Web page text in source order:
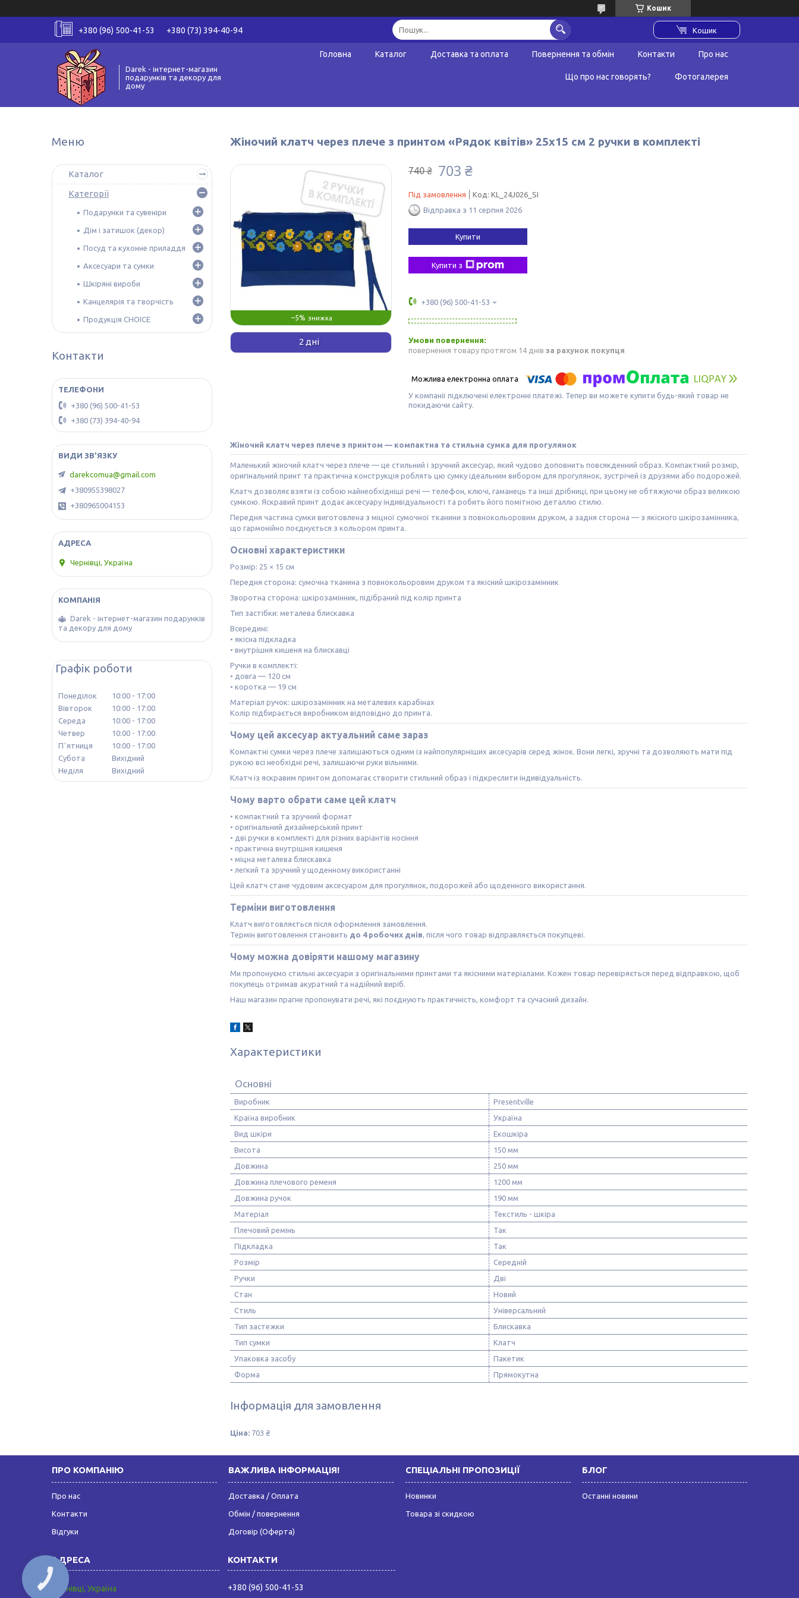
Кошик
+380 (96) 500-41-53 +380 (73) 394-40-94 Кошик
Darek - інтернет-магазин
подарунків та декору для
дому
Головна Каталог Доставка та оплата Повернення та обмін Контакти Про нас
Що про нас говорять? Фотогалерея
Жіночий клатч через плече з принтом «Рядок квітів» 25х15 см 2 ручки в комплекті
–5%
2 дні
740 ₴ 703 ₴
Під замовлення Код: KL_24J026_SI
Відправка з 11 серпня 2026
Купити
Купити з
+380 (96) 500-41-53
повернення товару протягом 14 днів за рахунок покупця
У компанії підключені електронні платежі. Тепер ви можете купити будь-який товар не
покидаючи сайту.
Жіночий клатч через плече з принтом — компактна та стильна сумка для прогулянок
Маленький жіночий клатч через плече — це стильний і зручний аксесуар, який чудово доповнить повсякденний образ. Компактний розмір,
оригінальний принт та практична конструкція роблять цю сумку ідеальним вибором для прогулянок, зустрічей із друзями або подорожей.
Клатч дозволяє взяти із собою найнеобхідніші речі — телефон, ключі, гаманець та інші дрібниці, при цьому не обтяжуючи образ великою
сумкою. Яскравий принт додає аксесуару індивідуальності та робить його помітною деталлю стилю.
Передня частина сумки виготовлена з міцної сумочної тканини з повнокольоровим друком, а задня сторона — з якісного шкірозамінника,
що гармонійно поєднується з кольором принта.
Основні характеристики
Розмір: 25 × 15 см
Передня сторона: сумочна тканина з повнокольоровим друком та якісний шкірозамінник
Зворотна сторона: шкірозамінник, підібраний під колір принта
Тип застібки: металева блискавка
Всередині:
• якісна підкладка
• внутрішня кишеня на блискавці
Ручки в комплекті:
• довга — 120 см
• коротка — 19 см
Матеріал ручок: шкірозамінник на металевих карабінах
Колір підбирається виробником відповідно до принта.
Чому цей аксесуар актуальний саме зараз
Компактні сумки через плече залишаються одним із найпопулярніших аксесуарів серед жінок. Вони легкі, зручні та дозволяють мати під
рукою всі необхідні речі, залишаючи руки вільними.
Клатч із яскравим принтом допомагає створити стильний образ і підкреслити індивідуальність.
Чому варто обрати саме цей клатч
• компактний та зручний формат
• оригінальний дизайнерський принт
• дві ручки в комплекті для різних варіантів носіння
• практична внутрішня кишеня
• міцна металева блискавка
• легкий та зручний у щоденному використанні
Цей клатч стане чудовим аксесуаром для прогулянок, подорожей або щоденного використання.
Терміни виготовлення
Клатч виготовляється після оформлення замовлення.
Термін виготовлення становить до 4 робочих днів , після чого товар відправляється покупцеві.
Чому можна довіряти нашому магазину
Ми пропонуємо стильні аксесуари з оригінальними принтами та якісними матеріалами. Кожен товар перевіряється перед відправкою, щоб
покупець отримав акуратний та надійний виріб.
Наш магазин прагне пропонувати речі, які поєднують практичність, комфорт та сучасний дизайн.
Характеристики
Основні
Виробник
Presentville
Країна виробник
Україна
Вид шкіри
Екошкіра
Висота
150 мм
Довжина
250 мм
Довжина плечового ременя
1200 мм
Довжина ручок
190 мм
Матеріал
Текстиль - шкіра
Плечовий ремінь
Так
Підкладка
Так
Розмір
Середній
Ручки
Дві
Стан
Новий
Стиль
Універсальний
Тип застежки
Блискавка
Тип сумки
Клатч
Упаковка засобу
Пакетик
Форма
Прямокутна
Інформація для замовлення
Ціна: 703 ₴
Каталог
Категорії
Подарунки та сувеніри
Дім і затишок (декор)
Посуд та кухонне приладдя
Аксесуари та сумки
Шкіряні вироби
Канцелярія та творчість
Продукція CHOICE
Контакти
+380 (96) 500-41-53
+380 (73) 394-40-94
darekcomua@gmail.com
+380955398027
+380965004153
Чернівці, Україна
Darek - інтернет-магазин подарунків
та декору для дому
Графік роботи
Понеділок 10:00
17:00
Вівторок
10:00
17:00
Середа
10:00
17:00
Четвер
10:00
17:00
Пʼятниця
10:00
17:00
Субота
Вихідний
Неділя
Вихідний
ПРО КОМПАНІЮ
Про нас
Контакти
Відгуки
ВАЖЛИВА ІНФОРМАЦІЯ!
Доставка / Оплата
Обмін / повернення
Договір (Оферта)
СПЕЦІАЛЬНІ ПРОПОЗИЦІЇ
Новинки
Товара зі скидкою
БЛОГ
Останні новини
Чернівці, Україна
+380 (96) 500-41-53